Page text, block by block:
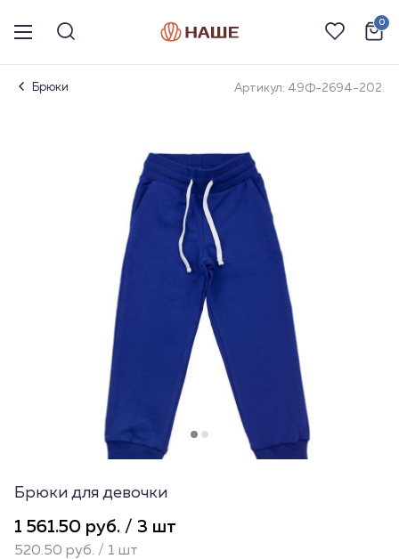
0
Брюки Артикул: 49Ф-2694-202.
Брюки для девочки
1 561.50 руб. / 3 шт
520.50 руб. / 1 шт